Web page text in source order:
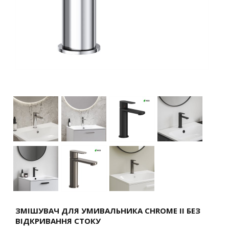
ЗМІШУВАЧ ДЛЯ УМИВАЛЬНИКА CHROME II БЕЗ
ВІДКРИВАННЯ СТОКУ